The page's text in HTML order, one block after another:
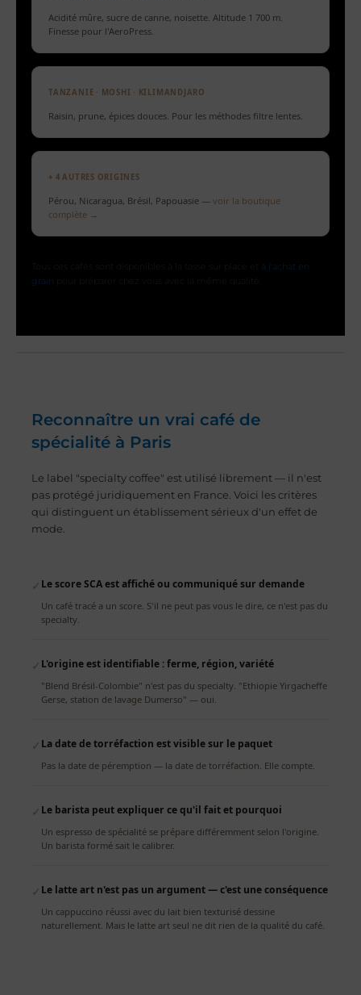
Acidité mûre, sucre de canne, noisette. Altitude 1 700 m.
Finesse pour l'AeroPress.
TANZANIE · MOSHI · KILIMANDJARO
Raisin, prune, épices douces. Pour les méthodes filtre lentes.
+ 4 AUTRES ORIGINES
Pérou, Nicaragua, Brésil, Papouasie —voir la boutique
complète →
à l'achat en
grain
Reconnaître un vrai café de
spécialité à Paris
Le label "specialty coffee" est utilisé librement — il n'est
pas protégé juridiquement en France. Voici les critères
qui distinguent un établissement sérieux d'un effet de
mode.
✓ Le score SCA est affiché ou communiqué sur demande
Un café tracé a un score. S'il ne peut pas vous le dire, ce n'est pas du
specialty.
✓ L'origine est identifiable : ferme, région, variété
"Blend Brésil-Colombie" n'est pas du specialty. "Ethiopie Yirgacheffe
Gerse, station de lavage Dumerso" — oui.
✓ La date de torréfaction est visible sur le paquet
Pas la date de péremption — la date de torréfaction. Elle compte.
✓ Le barista peut expliquer ce qu'il fait et pourquoi
Un espresso de spécialité se prépare différemment selon l'origine.
Un barista formé sait le calibrer.
✓ Le latte art n'est pas un argument — c'est une conséquence
Un cappuccino réussi avec du lait bien texturisé dessine
naturellement. Mais le latte art seul ne dit rien de la qualité du café.